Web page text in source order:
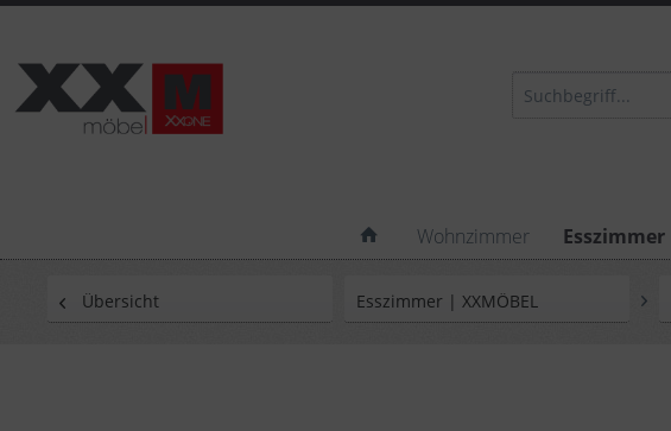
Wohnzimmer Esszimmer
Übersicht Esszimmer | XXMÖBEL